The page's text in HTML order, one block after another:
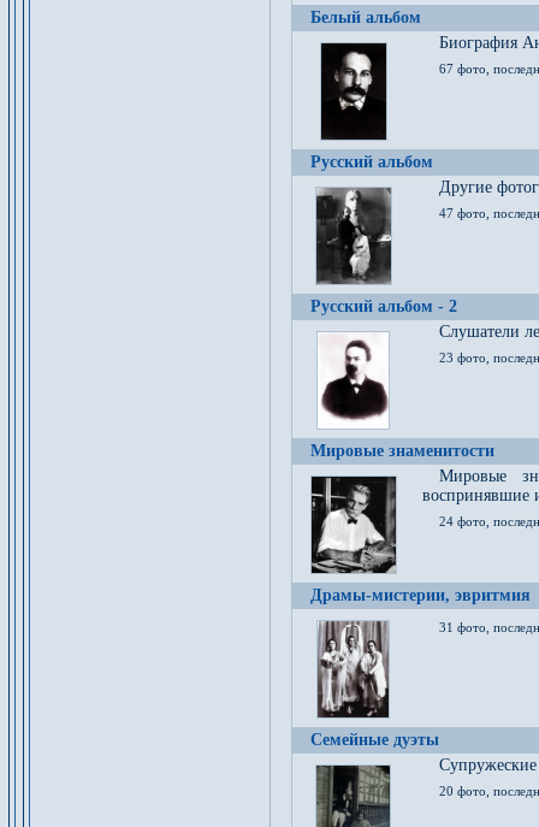
Белый альбом
Биография
67 фото,
Русский альбом
Другие
47 фото,
Русский альбом - 2
Cлушатели
23 фото,
Мировые знаменитости
Мировые
воспринявшие
24 фото,
Драмы-мистерии, эвритмия
31 фото,
Семейные дуэты
20 фото,